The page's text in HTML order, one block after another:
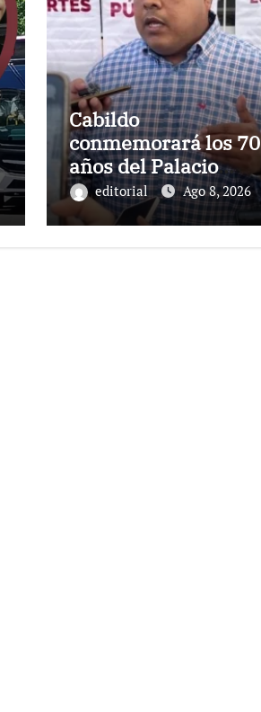
Cabildo
conmemorará los 70
años del Palacio
Municipal, símbolo
de la vida pública de
editorial Ago 8, 2026